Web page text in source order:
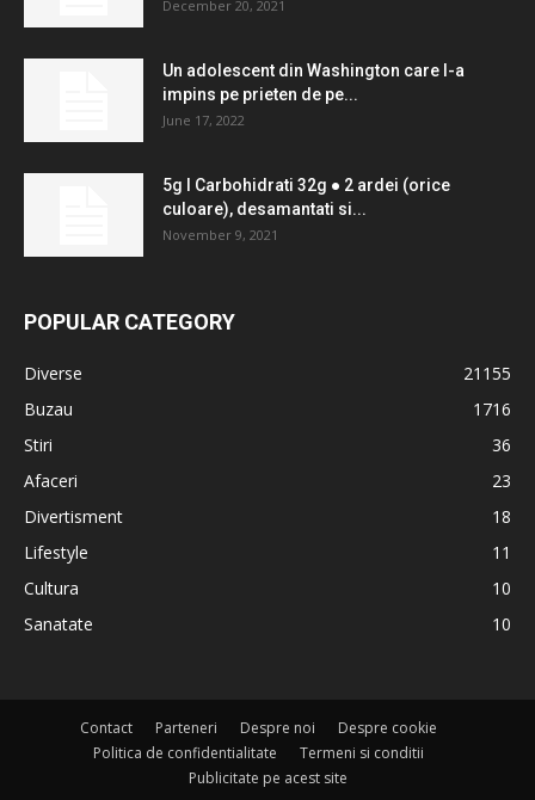
December 20, 2021
Un adolescent din Washington care l-a
impins pe prieten de pe...
June 17, 2022
5g l Carbohidrati 32g ● 2 ardei (orice
culoare), desamantati si...
November 9, 2021
POPULAR CATEGORY
Diverse
21155
Buzau
1716
Stiri
36
Afaceri
23
Divertisment
18
Lifestyle
11
Cultura
10
Sanatate
10
Contact Parteneri Despre noi
Despre cookie
Politica de confidentialitate
Termeni si conditii
Publicitate pe acest site